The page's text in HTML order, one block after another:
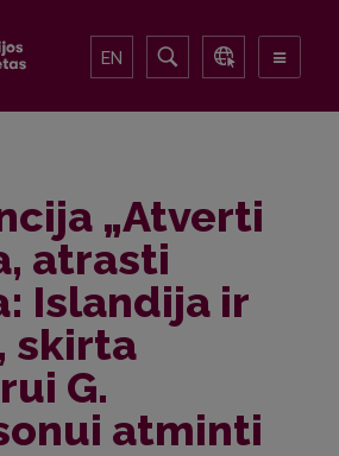
EN
„Atverti
atrasti
Islandija ir
skirta
G.
atminti